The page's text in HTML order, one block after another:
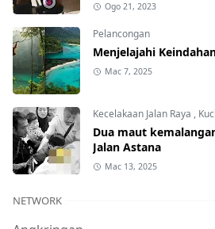
Ogo 21, 2023
Pelancongan
Menjelajahi
Mac 7, 2025
Kecelakaan Jalan Raya ,
Dua maut
Jalan Astana
Mac 13, 2025
NETWORK